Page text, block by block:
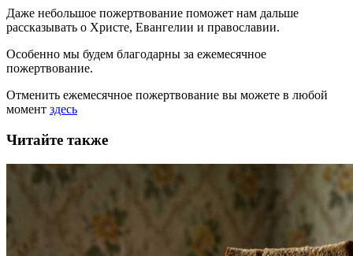
Даже небольшое пожертвование поможет нам дальше
рассказывать о Христе, Евангелии и православии.
Особенно мы будем благодарны за ежемесячное
пожертвование.
Отменить ежемесячное пожертвование вы можете в любой
момент здесь
Читайте также